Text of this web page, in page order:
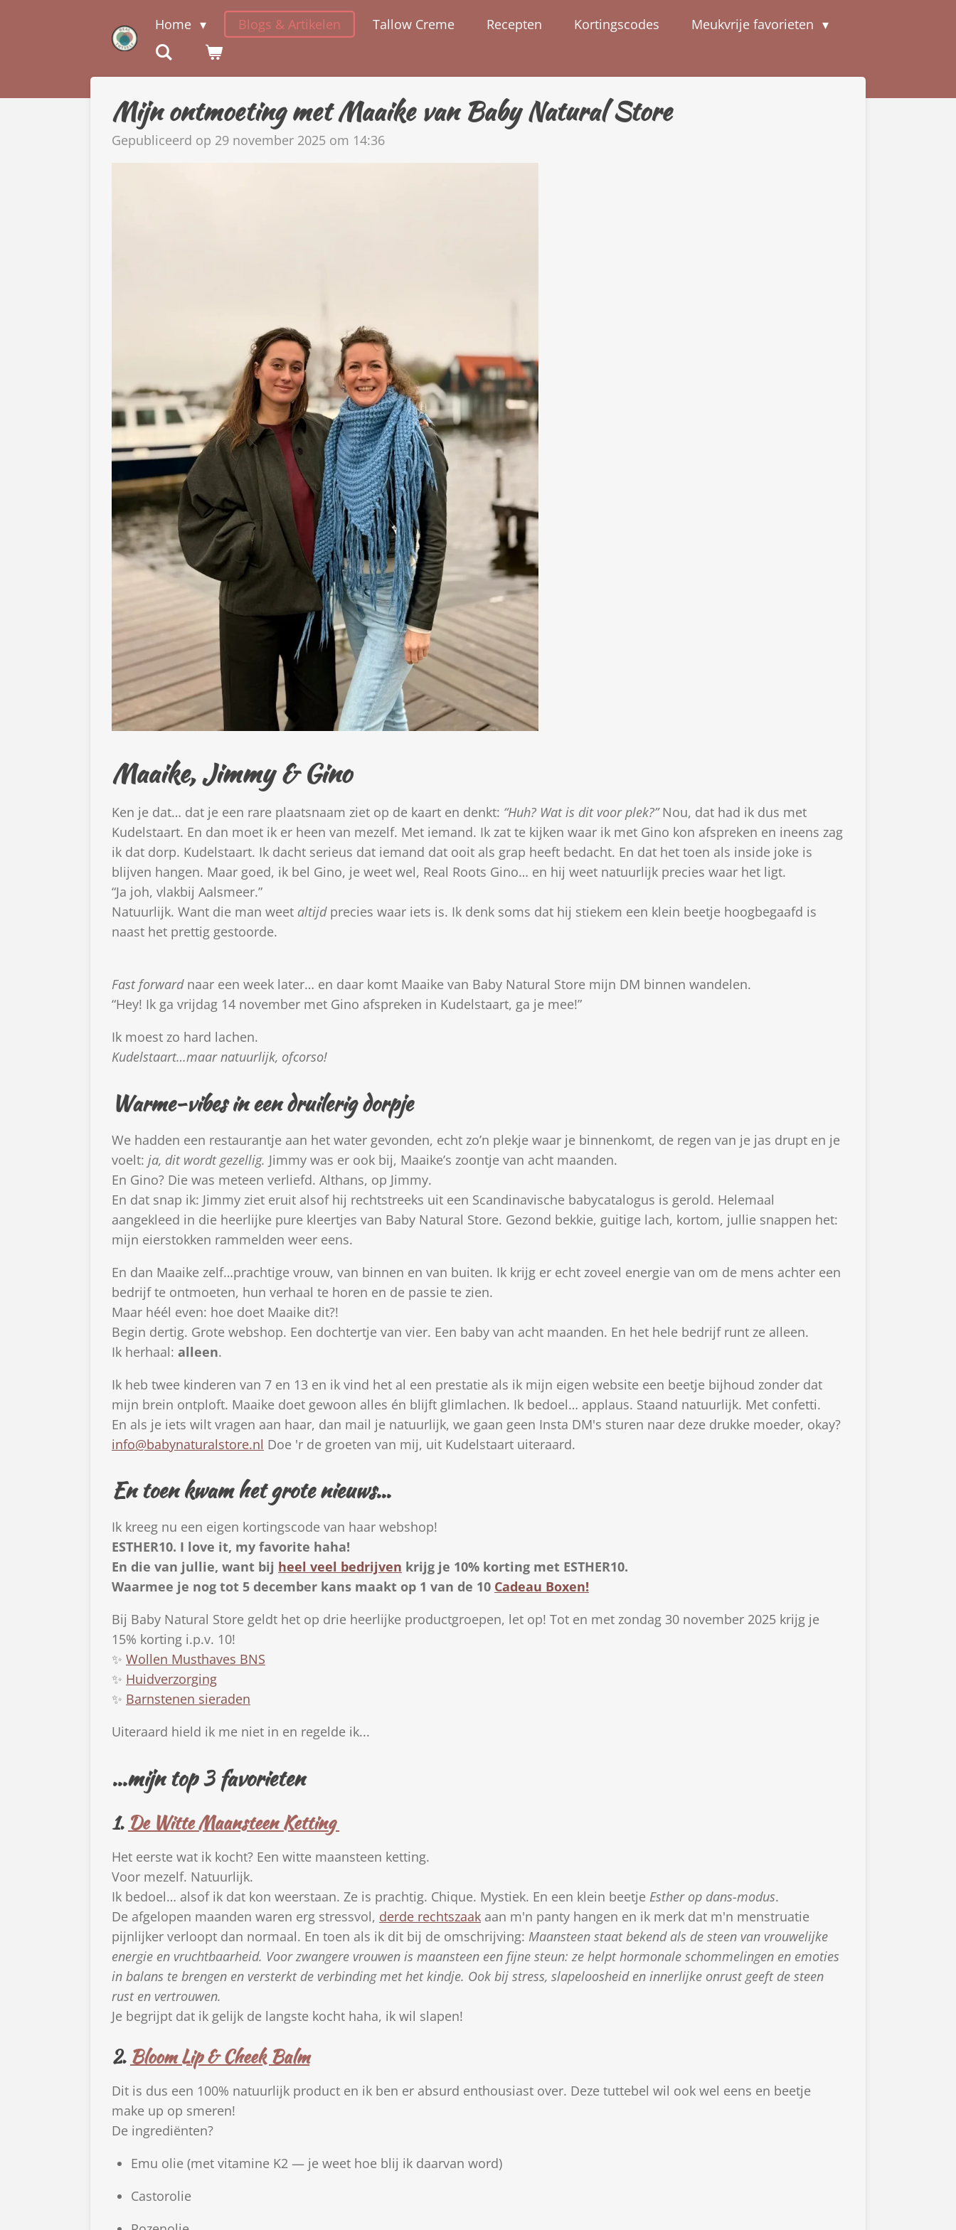
hoofdinhoud
Home Blogs & Artikelen Tallow Creme Recepten Kortingscodes Meukvrije favorieten
Mijn ontmoeting met Maaike van Baby Natural Store
Gepubliceerd op 29 november 2025 om 14:36
Maaike, Jimmy & Gino
Ken je dat… dat je een rare plaatsnaam ziet op de kaart en denkt: “Huh? Wat is dit voor plek?”Nou, dat had ik dus met
Kudelstaart. En dan moet ik er heen van mezelf. Met iemand. Ik zat te kijken waar ik met Gino kon afspreken en ineens zag
ik dat dorp. Kudelstaart. Ik dacht serieus dat iemand dat ooit als grap heeft bedacht. En dat het toen als inside joke is
blijven hangen. Maar goed, ik bel Gino, je weet wel, Real Roots Gino… en hij weet natuurlijk precies waar het ligt.
“Ja joh, vlakbij Aalsmeer.”
Natuurlijk. Want die man weet altijdprecies waar iets is. Ik denk soms dat hij stiekem een klein beetje hoogbegaafd is
naast het prettig gestoorde.
Fast forwardnaar een week later… en daar komt Maaike van Baby Natural Store mijn DM binnen wandelen.
“Hey! Ik ga vrijdag 14 november met Gino afspreken in Kudelstaart, ga je mee!”
Ik moest zo hard lachen.
Kudelstaart…maar natuurlijk, ofcorso!
Warme-vibes in een druilerig dorpje
We hadden een restaurantje aan het water gevonden, echt zo’n plekje waar je binnenkomt, de regen van je jas drupt en je
voelt: ja, dit wordt gezellig. Jimmy was er ook bij, Maaike’s zoontje van acht maanden.
En Gino? Die was meteen verliefd. Althans, op Jimmy.
En dat snap ik: Jimmy ziet eruit alsof hij rechtstreeks uit een Scandinavische babycatalogus is gerold. Helemaal
aangekleed in die heerlijke pure kleertjes van Baby Natural Store. Gezond bekkie, guitige lach, kortom, jullie snappen het:
mijn eierstokken rammelden weer eens.
En dan Maaike zelf…prachtige vrouw, van binnen en van buiten. Ik krijg er echt zoveel energie van om de mens achter een
bedrijf te ontmoeten, hun verhaal te horen en de passie te zien.
Maar héél even: hoe doet Maaike dit?!
Begin dertig. Grote webshop. Een dochtertje van vier. Een baby van acht maanden. En het hele bedrijf runt ze alleen.
Ik herhaal: alleen.
Ik heb twee kinderen van 7 en 13 en ik vind het al een prestatie als ik mijn eigen website een beetje bijhoud zonder dat
mijn brein ontploft. Maaike doet gewoon alles én blijft glimlachen. Ik bedoel… applaus. Staand natuurlijk. Met confetti.
En als je iets wilt vragen aan haar, dan mail je natuurlijk, we gaan geen Insta DM's sturen naar deze drukke moeder, okay?
info@babynaturalstore.nl Doe 'r de groeten van mij, uit Kudelstaart uiteraard.
En toen kwam het grote nieuws…
Ik kreeg nu een eigen kortingscode van haar webshop!
ESTHER10. I love it, my favorite haha!
En die van jullie, want bij heel veel bedrijven krijg je 10% korting met ESTHER10.
Waarmee je nog tot 5 december kans maakt op 1 van de 10 Cadeau Boxen!
Bij Baby Natural Store geldt het op drie heerlijke productgroepen, let op! Tot en met zondag 30 november 2025 krijg je
15% korting i.p.v. 10!
✨ Wollen Musthaves BNS
✨ Huidverzorging
✨ Barnstenen sieraden
Uiteraard hield ik me niet in en regelde ik...
...mijn top 3 favorieten
1. De Witte Maansteen Ketting
Het eerste wat ik kocht? Een witte maansteen ketting.
Voor mezelf. Natuurlijk.
Ik bedoel… alsof ik dat kon weerstaan. Ze is prachtig. Chique. Mystiek. En een klein beetje Esther op dans-modus.
De afgelopen maanden waren erg stressvol, derde rechtszaak aan m'n panty hangen en ik merk dat m'n menstruatie
pijnlijker verloopt dan normaal. En toen als ik dit bij de omschrijving: Maansteen staat bekend als de steen van vrouwelijke
energie en vruchtbaarheid. Voor zwangere vrouwen is maansteen een fijne steun: ze helpt hormonale schommelingen en emoties
in balans te brengen en versterkt de verbinding met het kindje. Ook bij stress, slapeloosheid en innerlijke onrust geeft de steen
rust en vertrouwen.
Je begrijpt dat ik gelijk de langste kocht haha, ik wil slapen!
2. Bloom Lip & Cheek Balm
Dit is dus een 100% natuurlijk product en ik ben er absurd enthousiast over. Deze tuttebel wil ook wel eens en beetje
make up op smeren!
De ingrediënten?
Emu olie (met vitamine K2 — je weet hoe blij ik daarvan word)
Castorolie